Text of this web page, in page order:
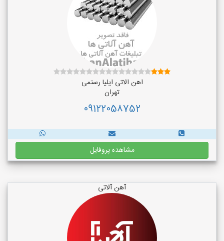
اهن الاتی ایلیا رستمی
تهران
09122058752
مشاهده پروفایل
آهن آلاتی